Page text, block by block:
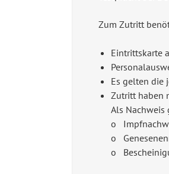
Zum Zutritt
Eintrittskarte
Es gelten die
Zutritt haben
Als Nachweis
o
o
o